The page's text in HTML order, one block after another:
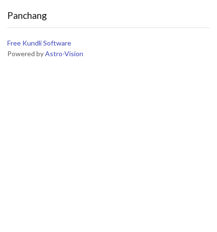
Panchang
Free Kundli Software
Powered byAstro-Vision